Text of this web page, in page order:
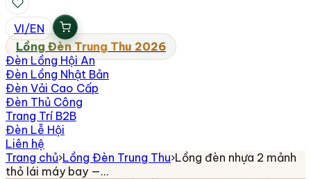
VI/EN
Lồng Đèn Trung Thu 2026
Đèn Lồng Hội An
Đèn Lồng Nhật Bản
Đèn Vải Cao Cấp
Đèn Thủ Công
Trang Trí B2B
Đèn Lễ Hội
Liên hệ
Trang chủ›Lồng Đèn Trung Thu›Lồng đèn nhựa 2 mảnh
thỏ lái máy bay —…